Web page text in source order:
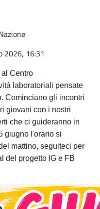
2026, 16:31
Centro
laboratoriali pensate
Cominciano gli incontri
giovani con i nostri
che ci guideranno in
giugno l'orario si
mattino, seguiteci per
del progetto IG e FB